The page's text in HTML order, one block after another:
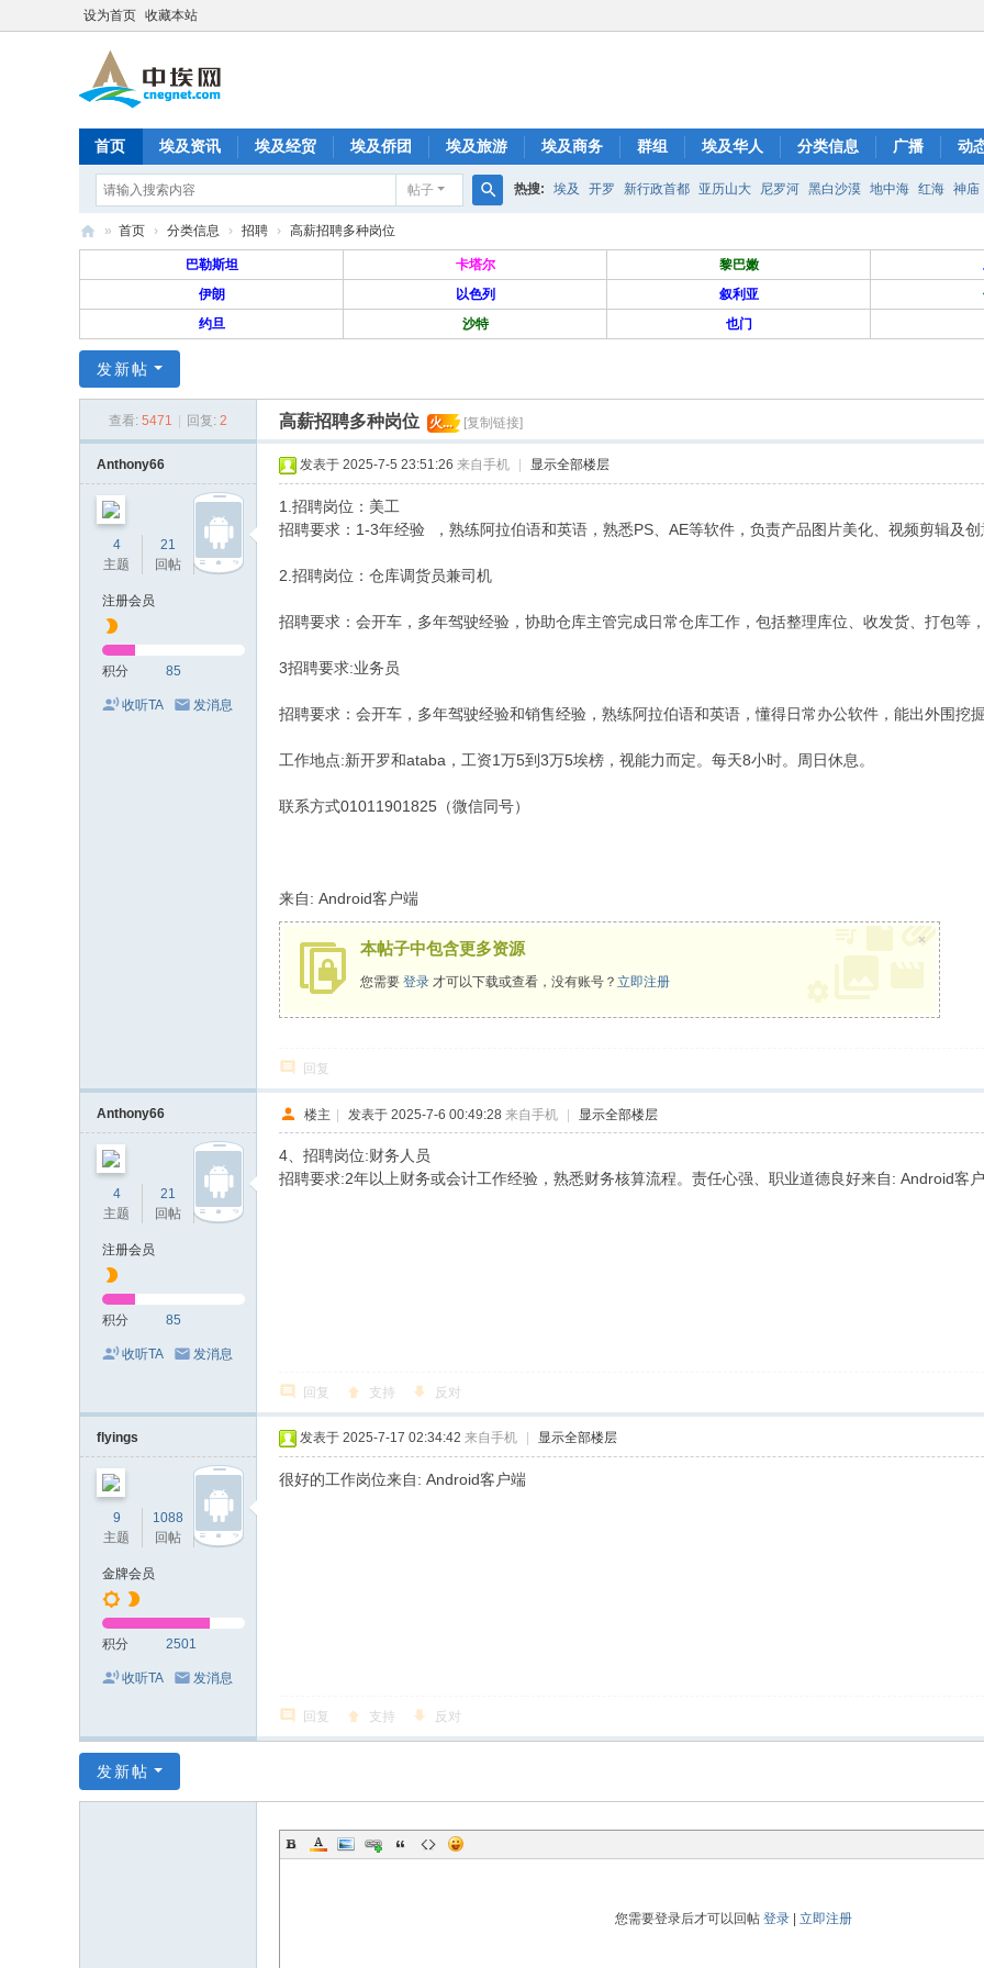
设为首页 收藏本站
首页 埃及资讯 埃及经贸 埃及侨团 埃及旅游 埃及商务 群组 埃及华人 分类信息 广播 动
帖子
索
热搜: 埃及 开罗 新行政首都 亚历山大 尼罗河 黑白沙漠 地中海 红海 神庙
—
旅
人
» 首页 › 分类信息 › 招聘 › 高薪招聘多种岗位
巴勒斯坦 卡塔尔 黎巴嫩
伊朗
以色列 叙利亚
约旦
沙特 也门
发新帖
查看: 5471 回复: 2 高薪招聘多种岗位 火... [复制链接]
Anthony66
4
主题
21
回帖
85
积分
注册会员
积分 85
收听TA 发消息
发表于 2025-7-5 23:51:26 来自手机 显示全部楼层
1.招聘岗位：美工
招聘要求：1-3年经验 ，熟练阿拉伯语和英语，熟悉PS、AE等软件，负责产品图片美化、视频剪辑及创
2.招聘岗位：仓库调货员兼司机
招聘要求：会开车，多年驾驶经验，协助仓库主管完成日常仓库工作，包括整理库位、收发货、打包等，
3招聘要求:业务员
招聘要求：会开车，多年驾驶经验和销售经验，熟练阿拉伯语和英语，懂得日常办公软件，能出外围挖
工作地点:新开罗和ataba，工资1万5到3万5埃榜，视能力而定。每天8小时。周日休息。
联系方式01011901825（微信同号）
来自: Android客户端
本帖子中包含更多资源
您需要 登录 才可以下载或查看，没有账号？ 立即注册
×
回复
Anthony66
4
主题
21
回帖
85
积分
注册会员
积分 85
收听TA 发消息
楼主 | 发表于 2025-7-6 00:49:28 来自手机 | 显示全部楼层
4、招聘岗位:财务人员
招聘要求:2年以上财务或会计工作经验，熟悉财务核算流程。责任心强、职业道德良好来自: Android客
回复 支持 反对
flyings
9
主题
1088
回帖
2501
积分
金牌会员
积分 2501
收听TA 发消息
发表于 2025-7-17 02:34:42 来自手机 显示全部楼层
很好的工作岗位来自: Android客户端
回复 支持 反对
发新帖
您需要登录后才可以回帖 登录| 立即注册